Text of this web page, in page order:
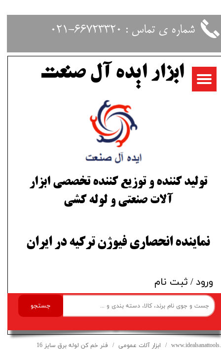
شماره ی تماس : 66723320-021
جستجو
ابزار ایده آل صنعت
تولید کننده و توزیع کننده تخصصی ابزار
آلات صنعتی و لوله کشی
​نماینده انحصاری فیوژن ترکیه در ایران
ورود/ ثبت نام
حساب کاربری من
تغییر گذر واژه
سفارشات
خروج از حساب کاربری
ابزار آلات عمومی فنر خم کن لوله برق سایز 16